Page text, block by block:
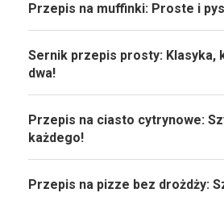
Przepis na muffinki: Proste i
Sernik przepis prosty: Klasyka,
dwa!
Przepis na ciasto cytrynowe:
każdego!
Przepis na pizze bez drożdży: